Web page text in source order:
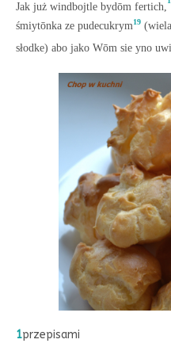
Jak już windbojtle bydōm fertich,
śmiytōnka ze pudecukrym19
słodke) abo jako Wōm sie yno
1przepisami